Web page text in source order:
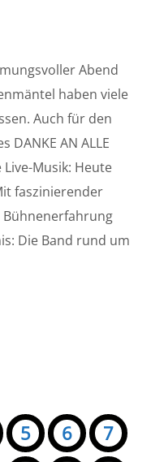
Abend
haben viele
Auch für den
DANKE AN ALLE
Live-Musik: Heute
faszinierender
Bühnenerfahrung
Die Band rund um
5 6
7